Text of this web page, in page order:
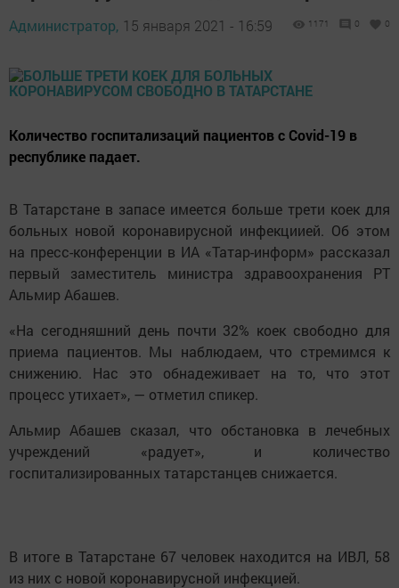
Администратор, 15 января 2021 - 16:59 1171 0 0
Количество госпитализаций пациентов с Covid-19 в
республике падает.
В Татарстане в запасе имеется больше трети коек для
больных новой коронавирусной инфекциией. Об этом
на пресс-конференции в ИА «Татар-информ» рассказал
первый заместитель министра здравоохранения РТ
Альмир Абашев.
«На сегодняшний день почти 32% коек свободно для
приема пациентов. Мы наблюдаем, что стремимся к
снижению. Нас это обнадеживает на то, что этот
процесс утихает», — отметил спикер.
Альмир Абашев сказал, что обстановка в лечебных
учреждений «радует», и количество
госпитализированных татарстанцев снижается.
В итоге в Татарстане 67 человек находится на ИВЛ, 58
из них с новой коронавирусной инфекцией.